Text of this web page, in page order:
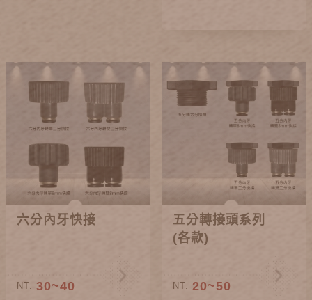
六分內牙快接
NT. 30~40
五分轉接頭系列
(各款)
NT. 20~50